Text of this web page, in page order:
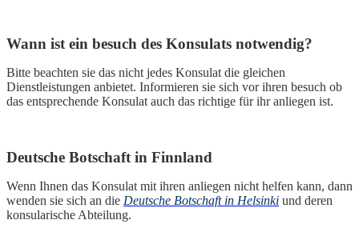
Wann ist ein besuch des Konsulats notwendig?
Bitte beachten sie das nicht jedes Konsulat die gleichen
Dienstleistungen anbietet. Informieren sie sich vor ihren besuch ob
das entsprechende Konsulat auch das richtige für ihr anliegen ist.
Deutsche Botschaft in Finnland
Wenn Ihnen das Konsulat mit ihren anliegen nicht helfen kann, dann
wenden sie sich an die Deutsche Botschaft in Helsinki und deren
konsularische Abteilung.